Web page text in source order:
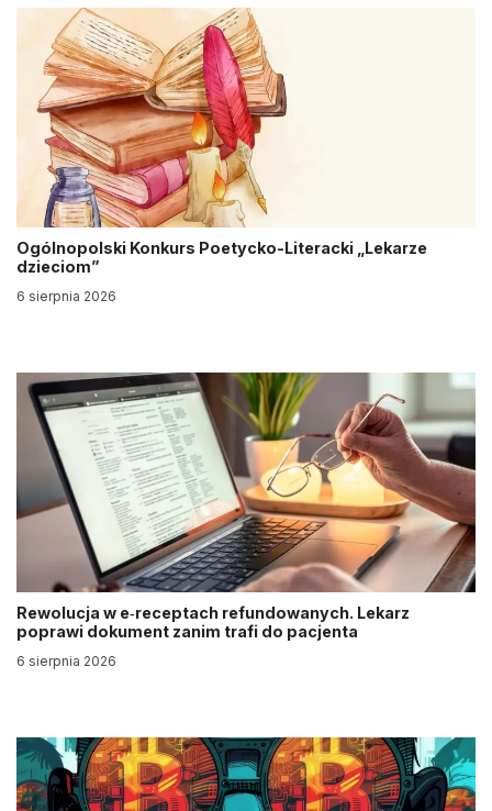
Ogólnopolski Konkurs Poetycko-Literacki „Lekarze
dzieciom”
6 sierpnia 2026
Rewolucja w e‑receptach refundowanych. Lekarz
poprawi dokument zanim trafi do pacjenta
6 sierpnia 2026